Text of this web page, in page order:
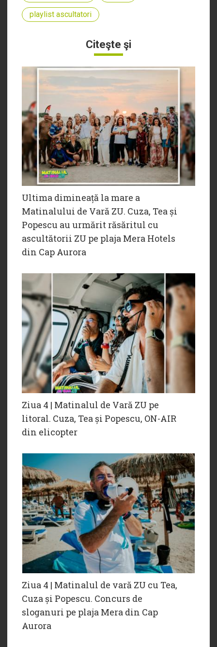
playlist ascultatori
Citeşte şi
Ultima dimineață la mare a
Matinalului de Vară ZU. Cuza, Tea și
Popescu au urmărit răsăritul cu
ascultătorii ZU pe plaja Mera Hotels
din Cap Aurora
Ziua 4 | Matinalul de Vară ZU pe
litoral. Cuza, Tea și Popescu, ON-AIR
din elicopter
Ziua 4 | Matinalul de vară ZU cu Tea,
Cuza și Popescu. Concurs de
sloganuri pe plaja Mera din Cap
Aurora